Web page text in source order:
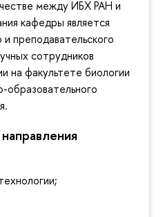
между ИБХ РАН и
кафедры является
и преподавательского
сотрудников
на факультете биологии
образовательного